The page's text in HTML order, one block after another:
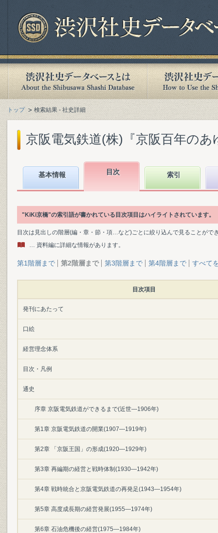
トップ 検索結果 - 社史詳細
京阪電気鉄道(株)『京阪百年のあ
基本情報 目次 索引
"KiKi京橋"の索引語が書かれている目次項目はハイライトされています。
目次は見出しの階層(編・章・節・項…など)ごとに絞り込んで見ることがで
… 資料編に詳細な情報があります。
第1階層まで 第2階層まで 第3階層まで 第4階層まで すべて
目次項目
発刊にあたって
口絵
経営理念体系
目次・凡例
通史
序章 京阪電気鉄道ができるまで(近世―1906年)
第1章 京阪電気鉄道の開業(1907―1919年)
第2章 「京阪王国」の形成(1920―1929年)
第3章 再編期の経営と戦時体制(1930―1942年)
第4章 戦時統合と京阪電気鉄道の再発足(1943―1954年)
第5章 高度成長期の経営発展(1955―1974年)
第6章 石油危機後の経営(1975―1984年)